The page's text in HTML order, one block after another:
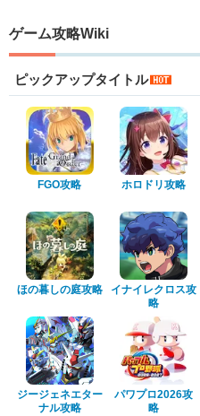
ゲーム攻略Wiki
ピックアップタイトル
FGO攻略 ホロドリ攻略
ほの暮しの庭攻略
イナイレクロス攻
略
ジージェネエター
ナル攻略
パワプロ2026攻
略